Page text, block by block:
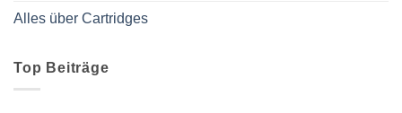
Alles über Cartridges
Top Beiträge